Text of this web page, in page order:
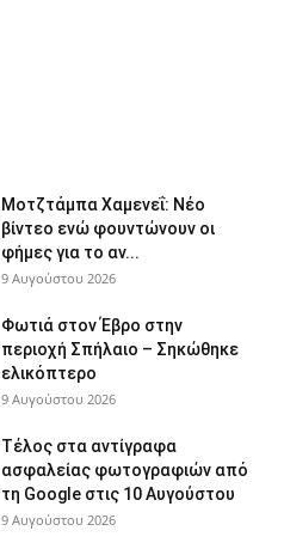
Μοτζτάμπα Χαμενεΐ: Νέο
βίντεο ενώ φουντώνουν οι
φήμες για το αν...
9 Αυγούστου 2026
Φωτιά στον Έβρο στην
περιοχή Σπήλαιο – Σηκώθηκε
ελικόπτερο
9 Αυγούστου 2026
Τέλος στα αντίγραφα
ασφαλείας φωτογραφιών από
τη Google στις 10 Αυγούστου
9 Αυγούστου 2026